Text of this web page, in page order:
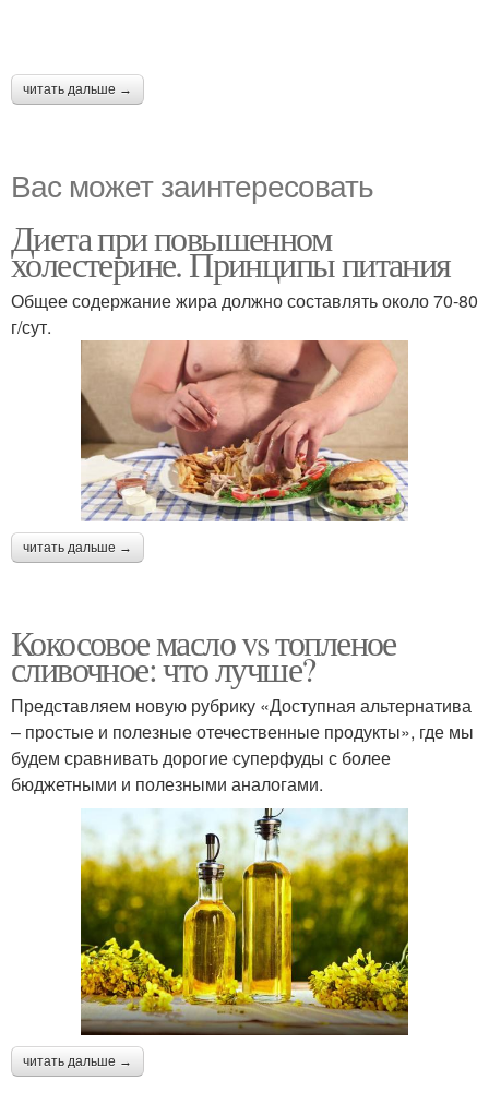
читать дальше →
Вас может заинтересовать
Диета при повышенном
холестерине. Принципы питания
Общее содержание жира должно составлять около 70-80
г/сут.
читать дальше →
Кокосовое масло vs топленое
сливочное: что лучше?
Представляем новую рубрику «Доступная альтернатива
– простые и полезные отечественные продукты», где мы
будем сравнивать дорогие суперфуды с более
бюджетными и полезными аналогами.
читать дальше →